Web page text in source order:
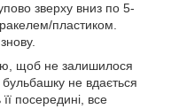
зверху вниз по 5-
пластиком.
щоб не залишилося
не вдається
її посередині, все